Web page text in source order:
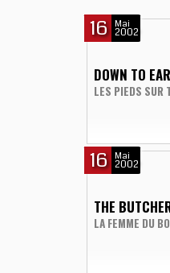
16 Mai
2002
DOWN TO
LES PIEDS SUR
16 Mai
2002
THE
LA FEMME DU